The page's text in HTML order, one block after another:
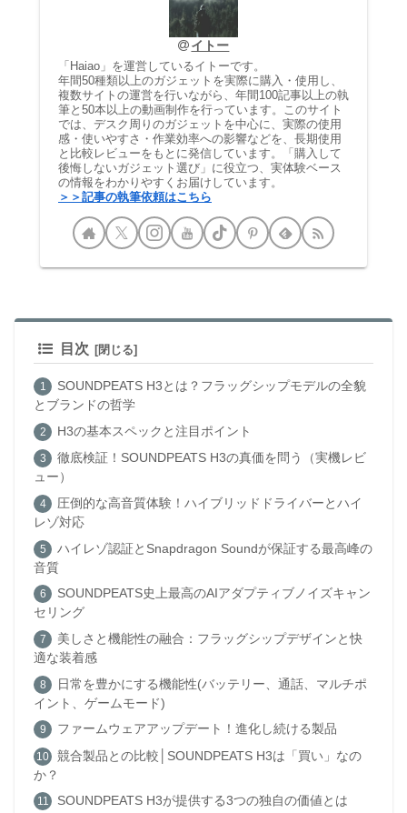
イトー
「Haiao」を運営しているイトーです。
年間50種類以上のガジェットを実際に購入・使用し、
複数サイトの運営を行いながら、年間100記事以上の執
筆と50本以上の動画制作を行っています。このサイト
では、デスク周りのガジェットを中心に、実際の使用
感・使いやすさ・作業効率への影響などを、長期使用
と比較レビューをもとに発信しています。「購入して
後悔しないガジェット選び」に役立つ、実体験ベース
の情報をわかりやすくお届けしています。
＞＞記事の執筆依頼はこちら
目次
SOUNDPEATS H3とは？フラッグシップモデルの全貌
とブランドの哲学
H3の基本スペックと注目ポイント
徹底検証！SOUNDPEATS H3の真価を問う（実機レビ
ュー）
圧倒的な高音質体験！ハイブリッドドライバーとハイ
レゾ対応
ハイレゾ認証とSnapdragon Soundが保証する最高峰の
音質
SOUNDPEATS史上最高のAIアダプティブノイズキャン
セリング
美しさと機能性の融合：フラッグシップデザインと快
適な装着感
日常を豊かにする機能性(バッテリー、通話、マルチポ
イント、ゲームモード)
ファームウェアアップデート！進化し続ける製品
競合製品との比較│SOUNDPEATS H3は「買い」なの
か？
SOUNDPEATS H3が提供する3つの独自の価値とは